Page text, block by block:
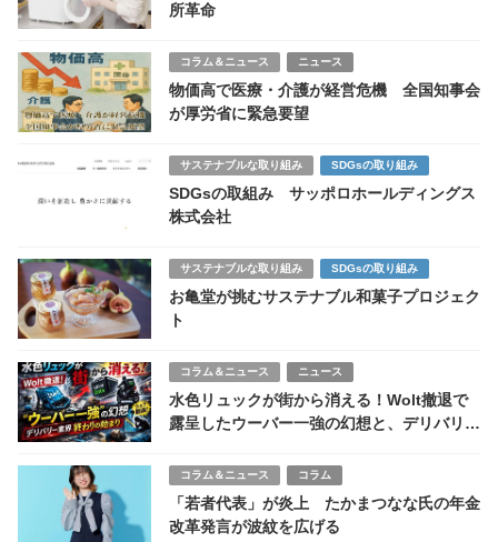
所革命
コラム＆ニュース ニュース
物価高で医療・介護が経営危機 全国知事会
が厚労省に緊急要望
サステナブルな取り組み SDGsの取り組み
SDGsの取組み サッポロホールディングス
株式会社
サステナブルな取り組み SDGsの取り組み
お亀堂が挑むサステナブル和菓子プロジェク
ト
コラム＆ニュース ニュース
水色リュックが街から消える！Wolt撤退で
露呈したウーバー一強の幻想と、デリバリー
コラム＆ニュース コラム
「若者代表」が炎上 たかまつなな氏の年金
改革発言が波紋を広げる